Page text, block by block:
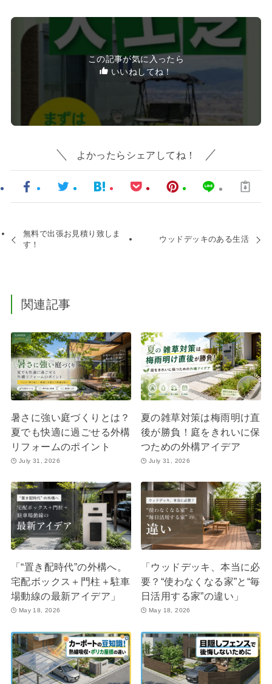
この記事が気に入ったら
いいねしてね！
よかったらシェアしてね！
無料で出張お見積り致しま
す！
ウッドデッキのある生活
関連記事
暑さに強い庭づくりとは？
夏でも快適に過ごせる外構
リフォームのポイント
July 31, 2026
夏の雑草対策は梅雨明け直
後が勝負！庭をきれいに保
つための外構アイデア
July 31, 2026
「“置き配時代”の外構へ。
宅配ボックス＋門柱＋駐車
場動線の最新アイデア」
May 18, 2026
「ウッドデッキ、本当に必
要？“使わなくなる家”と“毎
日活用する家”の違い」
May 18, 2026